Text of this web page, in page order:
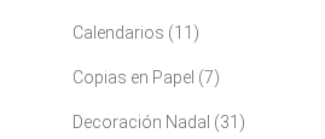
Calendarios (11)
Copias en Papel (7)
Decoración Nadal (31)